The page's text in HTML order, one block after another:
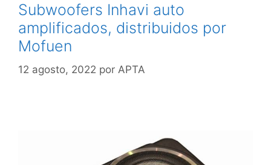
Subwoofers Inhavi auto
amplificados, distribuidos por
Mofuen
12 agosto, 2022 por APTA